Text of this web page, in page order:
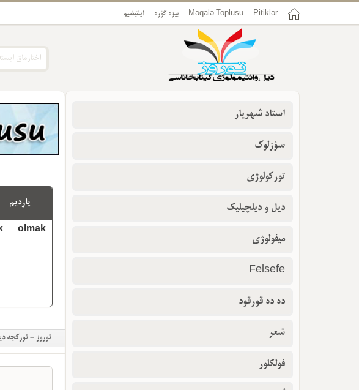
Pitiklər
Məqalə Toplusu بیزه گؤره ایلتیشیم
یاردیم
olmak
توروز - تورکجه
استاد شهریار
سؤزلوک
تورکولوژی
دیل و دیلچیلیک
میفولوژی
Felsefe
ده ده قورقود
شعر
فولکلور